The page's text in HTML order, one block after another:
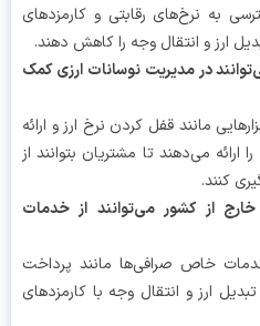
نرخ‌های رقابتی و کارمزدهای
و انتقال وجه را کاهش دهند.
در مدیریت نوسانات ارزی کمک
قفل کردن نرخ ارز و ارائه
می‌دهند تا مشتریان بتوانند از
از کشور می‌توانند از خدمات
خاص صرافی‌ها مانند پرداخت
و انتقال وجه با کارمزدهای